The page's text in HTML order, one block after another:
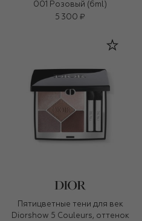
001 Розовый (6ml)
5 300 ₽
Пятицветные тени для век
Diorshow 5 Couleurs, оттенок